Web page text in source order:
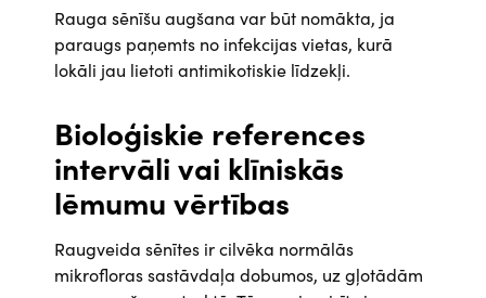
Rauga sēnīšu augšana var būt nomākta, ja
paraugs paņemts no infekcijas vietas, kurā
lokāli jau lietoti antimikotiskie līdzekļi.
Bioloģiskie references
intervāli vai klīniskās
lēmumu vērtības
Raugveida sēnītes ir cilvēka normālās
mikrofloras sastāvdaļa dobumos, uz gļotādām